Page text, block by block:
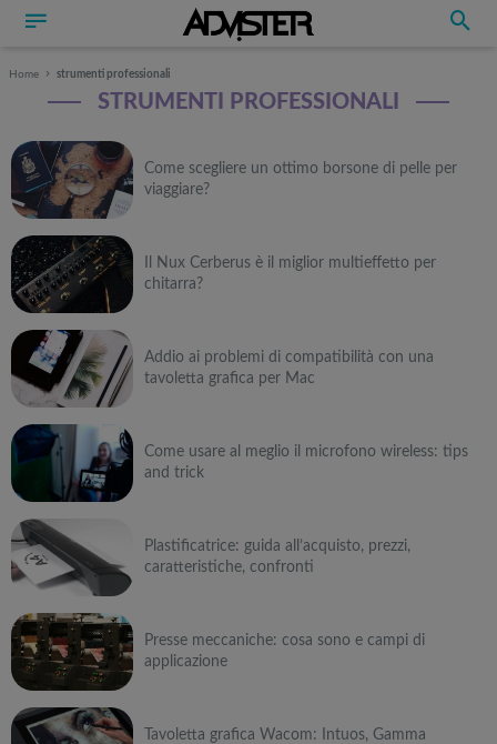
Home strumenti professionali
STRUMENTI PROFESSIONALI
Come scegliere un ottimo borsone di pelle per
viaggiare?
Il Nux Cerberus è il miglior multieffetto per
chitarra?
Addio ai problemi di compatibilità con una
tavoletta grafica per Mac
Come usare al meglio il microfono wireless: tips
and trick
Plastificatrice: guida all’acquisto, prezzi,
caratteristiche, confronti
Presse meccaniche: cosa sono e campi di
applicazione
Tavoletta grafica Wacom: Intuos, Gamma